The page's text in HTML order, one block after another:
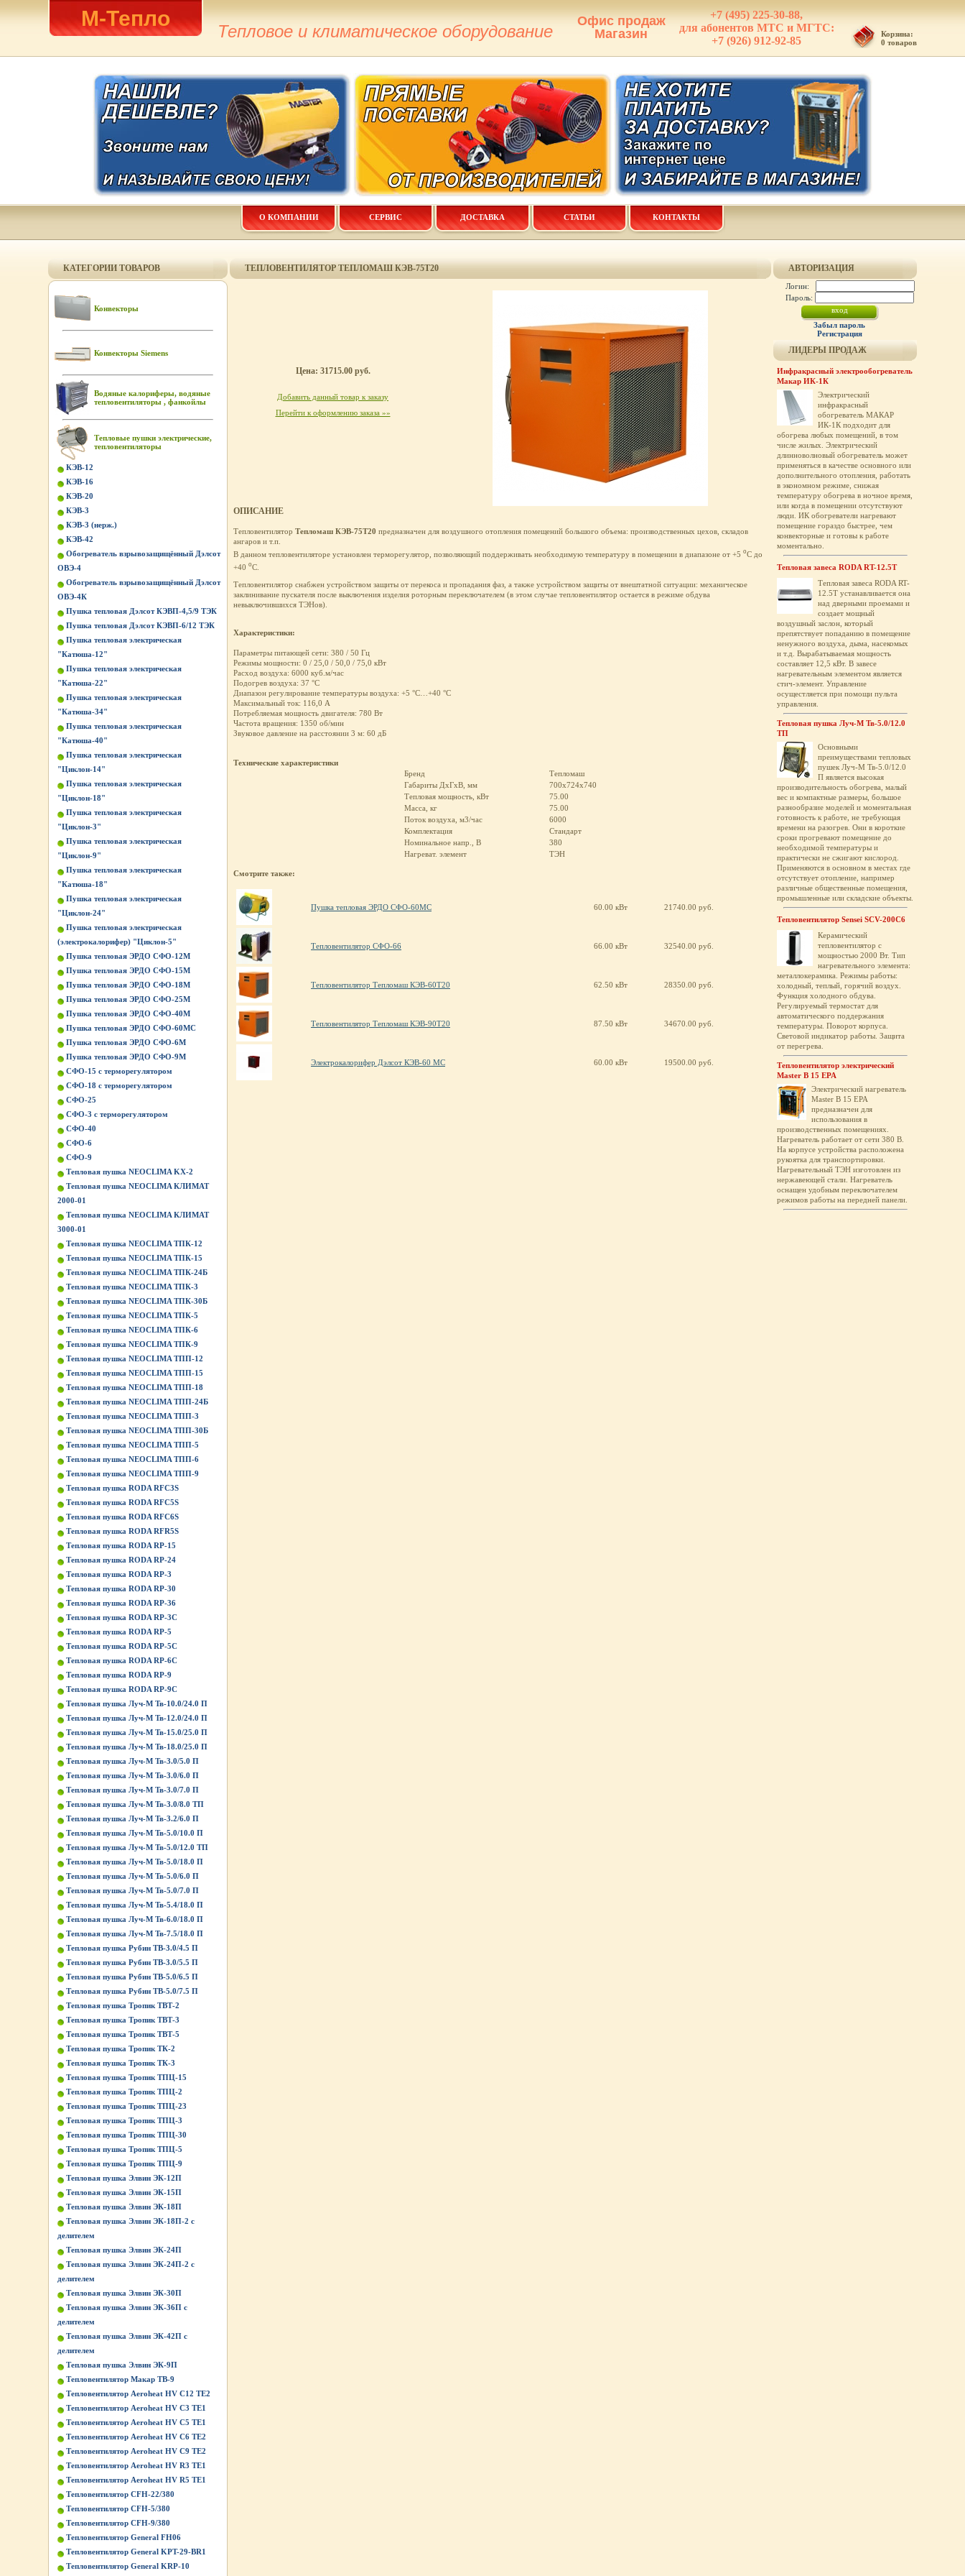
М-Тепло
Тепловое и климатическое оборудование
Офис продаж
Магазин
+7 (495) 225-30-88,
для абонентов МТС и МГТС:
+7 (926) 912-92-85
Корзина:
0 товаров
О КОМПАНИИ СЕРВИС ДОСТАВКА СТАТЬИ КОНТАКТЫ
КАТЕГОРИИ ТОВАРОВ
Конвекторы
Конвекторы Siemens
Водяные калориферы, водяные
тепловентиляторы , фанкойлы
Тепловые пушки электрические,
тепловентиляторы
КЭВ-12
КЭВ-16
КЭВ-20
КЭВ-3
КЭВ-3 (нерж.)
КЭВ-42
Обогреватель взрывозащищённый Дэлсот
ОВЭ-4
Обогреватель взрывозащищённый Дэлсот
ОВЭ-4К
Пушка тепловая Дэлсот КЭВП-4,5/9 ТЭК
Пушка тепловая Дэлсот КЭВП-6/12 ТЭК
Пушка тепловая электрическая
"Катюша-12"
Пушка тепловая электрическая
"Катюша-22"
Пушка тепловая электрическая
"Катюша-34"
Пушка тепловая электрическая
"Катюша-40"
Пушка тепловая электрическая
"Циклон-14"
Пушка тепловая электрическая
"Циклон-18"
Пушка тепловая электрическая
"Циклон-3"
Пушка тепловая электрическая
"Циклон-9"
Пушка тепловая электрическая
"Катюша-18"
Пушка тепловая электрическая
"Циклон-24"
Пушка тепловая электрическая
(электрокалорифер) "Циклон-5"
Пушка тепловая ЭРДО СФО-12М
Пушка тепловая ЭРДО СФО-15М
Пушка тепловая ЭРДО СФО-18М
Пушка тепловая ЭРДО СФО-25М
Пушка тепловая ЭРДО СФО-40М
Пушка тепловая ЭРДО СФО-60МС
Пушка тепловая ЭРДО СФО-6М
Пушка тепловая ЭРДО СФО-9М
СФО-15 с терморегулятором
СФО-18 с терморегулятором
СФО-25
СФО-3 с терморегулятором
СФО-40
СФО-6
СФО-9
Тепловая пушка NEOCLIMA KХ-2
Тепловая пушка NEOCLIMA КЛИМАТ
2000-01
Тепловая пушка NEOCLIMA КЛИМАТ
3000-01
Тепловая пушка NEOCLIMA ТПК-12
Тепловая пушка NEOCLIMA ТПК-15
Тепловая пушка NEOCLIMA ТПК-24Б
Тепловая пушка NEOCLIMA ТПК-3
Тепловая пушка NEOCLIMA ТПК-30Б
Тепловая пушка NEOCLIMA ТПК-5
Тепловая пушка NEOCLIMA ТПК-6
Тепловая пушка NEOCLIMA ТПК-9
Тепловая пушка NEOCLIMA ТПП-12
Тепловая пушка NEOCLIMA ТПП-15
Тепловая пушка NEOCLIMA ТПП-18
Тепловая пушка NEOCLIMA ТПП-24Б
Тепловая пушка NEOCLIMA ТПП-3
Тепловая пушка NEOCLIMA ТПП-30Б
Тепловая пушка NEOCLIMA ТПП-5
Тепловая пушка NEOCLIMA ТПП-6
Тепловая пушка NEOCLIMA ТПП-9
Тепловая пушка RODA RFC3S
Тепловая пушка RODA RFC5S
Тепловая пушка RODA RFC6S
Тепловая пушка RODA RFR5S
Тепловая пушка RODA RP-15
Тепловая пушка RODA RP-24
Тепловая пушка RODA RP-3
Тепловая пушка RODA RP-30
Тепловая пушка RODA RP-36
Тепловая пушка RODA RP-3C
Тепловая пушка RODA RP-5
Тепловая пушка RODA RP-5C
Тепловая пушка RODA RP-6C
Тепловая пушка RODA RP-9
Тепловая пушка RODA RP-9C
Тепловая пушка Луч-М Тв-10.0/24.0 П
Тепловая пушка Луч-М Тв-12.0/24.0 П
Тепловая пушка Луч-М Тв-15.0/25.0 П
Тепловая пушка Луч-М Тв-18.0/25.0 П
Тепловая пушка Луч-М Тв-3.0/5.0 П
Тепловая пушка Луч-М Тв-3.0/6.0 П
Тепловая пушка Луч-М Тв-3.0/7.0 П
Тепловая пушка Луч-М Тв-3.0/8.0 ТП
Тепловая пушка Луч-М Тв-3.2/6.0 П
Тепловая пушка Луч-М Тв-5.0/10.0 П
Тепловая пушка Луч-М Тв-5.0/12.0 ТП
Тепловая пушка Луч-М Тв-5.0/18.0 П
Тепловая пушка Луч-М Тв-5.0/6.0 П
Тепловая пушка Луч-М Тв-5.0/7.0 П
Тепловая пушка Луч-М Тв-5.4/18.0 П
Тепловая пушка Луч-М Тв-6.0/18.0 П
Тепловая пушка Луч-М Тв-7.5/18.0 П
Тепловая пушка Рубин ТВ-3.0/4.5 П
Тепловая пушка Рубин ТВ-3.0/5.5 П
Тепловая пушка Рубин ТВ-5.0/6.5 П
Тепловая пушка Рубин ТВ-5.0/7.5 П
Тепловая пушка Тропик ТВТ-2
Тепловая пушка Тропик ТВТ-3
Тепловая пушка Тропик ТВТ-5
Тепловая пушка Тропик ТК-2
Тепловая пушка Тропик ТК-3
Тепловая пушка Тропик ТПЦ-15
Тепловая пушка Тропик ТПЦ-2
Тепловая пушка Тропик ТПЦ-23
Тепловая пушка Тропик ТПЦ-3
Тепловая пушка Тропик ТПЦ-30
Тепловая пушка Тропик ТПЦ-5
Тепловая пушка Тропик ТПЦ-9
Тепловая пушка Элвин ЭК-12П
Тепловая пушка Элвин ЭК-15П
Тепловая пушка Элвин ЭК-18П
Тепловая пушка Элвин ЭК-18П-2 с
делителем
Тепловая пушка Элвин ЭК-24П
Тепловая пушка Элвин ЭК-24П-2 с
делителем
Тепловая пушка Элвин ЭК-30П
Тепловая пушка Элвин ЭК-36П с
делителем
Тепловая пушка Элвин ЭК-42П с
делителем
Тепловая пушка Элвин ЭК-9П
Тепловентилятор Макар ТВ-9
Тепловентилятор Aeroheat HV C12 TE2
Тепловентилятор Aeroheat HV C3 TE1
Тепловентилятор Aeroheat HV C5 TE1
Тепловентилятор Aeroheat HV C6 TE2
Тепловентилятор Aeroheat HV C9 TE2
Тепловентилятор Aeroheat HV R3 TE1
Тепловентилятор Aeroheat HV R5 TE1
Тепловентилятор CFH-22/380
Тепловентилятор CFH-5/380
Тепловентилятор CFH-9/380
Тепловентилятор General FH06
Тепловентилятор General KPT-29-BR1
Тепловентилятор General KRP-10
ТЕПЛОВЕНТИЛЯТОР ТЕПЛОМАШ КЭВ-75Т20
Цена: 31715.00 руб.
Добавить данный товар к заказу
Перейти к оформлению заказа »»
ОПИСАНИЕ
Тепловентилятор Тепломаш КЭВ-75Т20 предназначен для воздушного отопления помещений большого объема: производственных цехов, складов
ангаров и т.п.
В данном тепловентиляторе установлен терморегулятор, позволяющий поддерживать необходимую температуру в помещении в диапазоне от +5 оC до
+40 оC.
Тепловентилятор снабжен устройством защиты от перекоса и пропадания фаз, а также устройством защиты от внештатной ситуации: механическое
заклинивание пускателя после выключения изделия роторным переключателем (в этом случае тепловентилятор остается в режиме обдува
невыключившихся ТЭНов).
Характеристики:
Параметры питающей сети: 380 / 50 Гц
Режимы мощности: 0 / 25,0 / 50,0 / 75,0 кВт
Расход воздуха: 6000 куб.м/час
Подогрев воздуха: 37 °С
Диапазон регулирование температуры воздуха: +5 °С…+40 °С
Максимальный ток: 116,0 А
Потребляемая мощность двигателя: 780 Вт
Частота вращения: 1350 об/мин
Звуковое давление на расстоянии 3 м: 60 дБ
Технические характеристики
Бренд
Тепломаш
Габариты ДхГхВ, мм
700x724x740
Тепловая мощность, кВт
75.00
Масса, кг
75.00
Поток воздуха, м3/час
6000
Комплектация
Стандарт
Номинальное напр., В
380
Нагреват. элемент
ТЭН
Смотрите также:
Пушка тепловая ЭРДО СФО-60МС 60.00 кВт 21740.00 руб.
Тепловентилятор СФО-66 66.00 кВт 32540.00 руб.
Тепловентилятор Тепломаш КЭВ-60Т20 62.50 кВт 28350.00 руб.
Тепловентилятор Тепломаш КЭВ-90Т20 87.50 кВт 34670.00 руб.
Электрокалорифер Дэлсот КЭВ-60 МС 60.00 кВт 19500.00 руб.
АВТОРИЗАЦИЯ
Логин:
Пароль:
Забыл пароль
Регистрация
ЛИДЕРЫ ПРОДАЖ
Инфракрасный электрообогреватель
Макар ИК-1К
Электрический
инфракрасный
обогреватель МАКАР
ИК-1К подходит для
обогрева любых помещений, в том
числе жилых. Электрический
длинноволновый обогреватель может
применяться в качестве основного или
дополнительного отопления, работать
в экономном режиме, снижая
температуру обогрева в ночное время,
или когда в помещении отсутствуют
люди. ИК обогреватели нагревают
помещение гораздо быстрее, чем
конвекторные и готовы к работе
моментально.
Тепловая завеса RODA RT-12.5T
Тепловая завеса RODA RT-
12.5T устанавливается она
над дверными проемами и
создает мощный
воздушный заслон, который
препятствует попаданию в помещение
ненужного воздуха, дыма, насекомых
и т.д. Вырабатываемая мощность
составляет 12,5 кВт. В завесе
нагревательным элементом является
стич-элемент. Управление
осущестляется при помощи пульта
управления.
Тепловая пушка Луч-М Тв-5.0/12.0
ТП
Основными
преимуществами тепловых
пушек Луч-М Тв-5.0/12.0
П является высокая
производительность обогрева, малый
вес и компактные размеры, большое
разнообразие моделей и моментальная
готовность к работе, не требующая
времени на разогрев. Они в короткие
сроки прогревают помещение до
необходимой температуры и
практически не сжигают кислород.
Применяются в основном в местах где
отсутствует отопление, например
различные общественные помещения,
промышленные или складские объекты.
Тепловентилятор Sensei SCV-200C6
Керамический
тепловентилятор с
мощностью 2000 Вт. Тип
нагревательного элемента:
металлокерамика. Режимы работы:
холодный, теплый, горячий воздух.
Функция холодного обдува.
Регулируемый термостат для
автоматического поддержания
температуры. Поворот корпуса.
Световой индикатор работы. Защита
от перегрева.
Тепловентилятор электрический
Master B 15 EPA
Электрический нагреватель
Master B 15 EPA
предназначен для
использования в
производственных помещениях.
Нагреватель работает от сети 380 В.
На корпусе устройства расположена
рукоятка для транспортировки.
Нагревательный ТЭН изготовлен из
нержавеющей стали. Нагреватель
оснащен удобным переключателем
режимов работы на передней панели.